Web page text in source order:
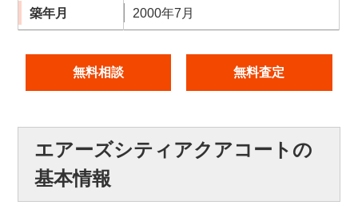
築年月 2000年7月
無料相談 無料査定
エアーズシティアクアコートの
基本情報